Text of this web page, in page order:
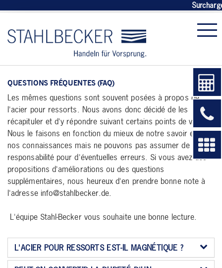
QUESTIONS FRÉQUENTES (FAQ)
Les mêmes questions sont souvent posées à propos de
l'acier pour ressorts. Nous avons donc décidé de les
récapituler et d'y répondre suivant certains points de vue.
Nous le faisons en fonction du mieux de notre savoir et de
nos connaissances mais ne pouvons pas assumer de
responsabilité pour d'éventuelles erreurs. Si vous avez des
propositions d'améliorations ou des questions
supplémentaires, nous heureux d'en prendre bonne note à
l'adresse info@stahlbecker.de.
L'équipe Stahl-Becker vous souhaite une bonne lecture.
L'ACIER POUR RESSORTS EST-IL MAGNÉTIQUE ?